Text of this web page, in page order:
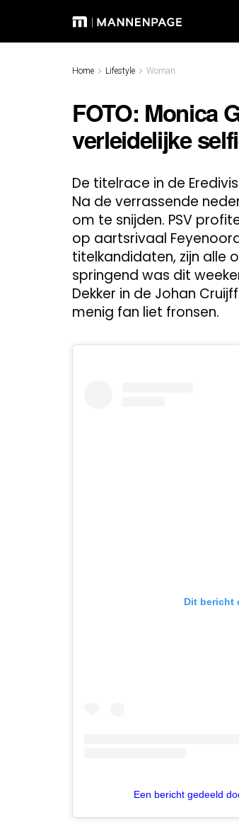
Home Lifestyle Woman
FOTO: Monica
verleidelijke
De titelrace in de
Na de verrassende
om te snijden. PSV
op aartsrivaal
titelkandidaten, zijn alle
springend was dit
Dekker in de Johan
menig fan liet fronsen.
Dit bericht
Een bericht gedeeld